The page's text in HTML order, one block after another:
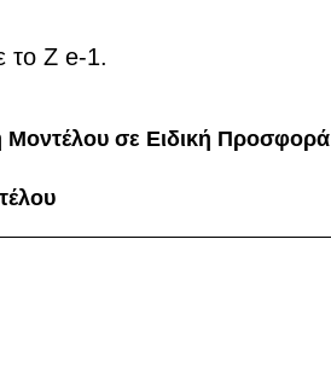
το Z e-1.
Μοντέλου σε Ειδική Προσφορά